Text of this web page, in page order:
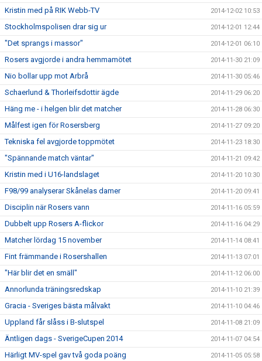
Kristin med på RIK Webb-TV 2014-12-02 10:53
Stockholmspolisen drar sig ur 2014-12-01 12:44
"Det sprangs i massor" 2014-12-01 06:10
Rosers avgjorde i andra hemmamötet 2014-11-30 21:09
Nio bollar upp mot Arbrå 2014-11-30 05:46
Schaerlund & Thorleifsdottir ägde 2014-11-29 06:20
Häng me - i helgen blir det matcher 2014-11-28 06:30
Målfest igen för Rosersberg 2014-11-27 09:20
Tekniska fel avgjorde toppmötet 2014-11-23 18:30
"Spännande match väntar" 2014-11-21 09:42
Kristin med i U16-landslaget 2014-11-20 10:30
F98/99 analyserar Skånelas damer 2014-11-20 09:41
Disciplin när Rosers vann 2014-11-16 05:59
Dubbelt upp Rosers A-flickor 2014-11-16 04:29
Matcher lördag 15 november 2014-11-14 08:41
Fint främmande i Rosershallen 2014-11-13 07:01
"Här blir det en smäll" 2014-11-12 06:00
Annorlunda träningsredskap 2014-11-10 21:39
Gracia - Sveriges bästa målvakt 2014-11-10 04:46
Uppland får slåss i B-slutspel 2014-11-08 21:09
Äntligen dags - SverigeCupen 2014 2014-11-07 04:54
Härligt MV-spel gav två goda poäng 2014-11-05 05:58